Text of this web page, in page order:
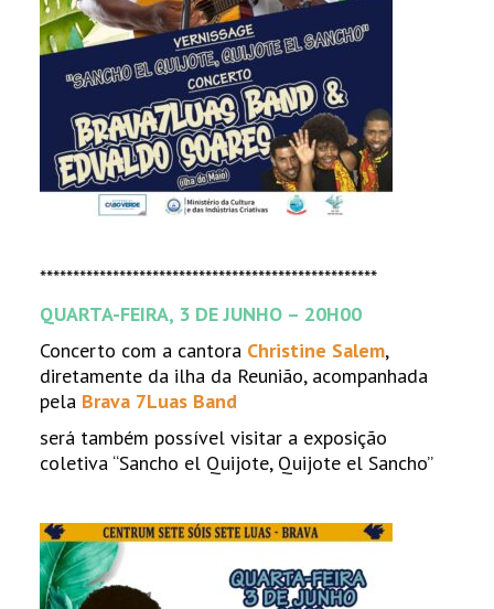
***************************************************
QUARTA-FEIRA, 3 DE JUNHO – 20H00
Concerto com a cantora Christine Salem,
diretamente da ilha da Reunião, acompanhada
pela Brava 7Luas Band
será também possível visitar a exposição
coletiva “Sancho el Quijote, Quijote el Sancho”